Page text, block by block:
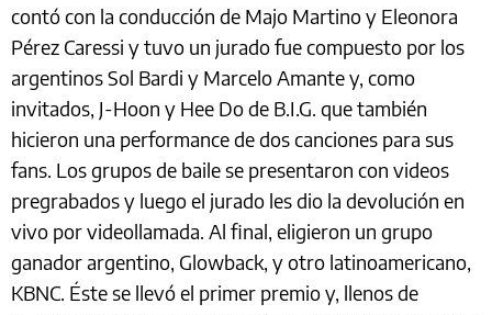
contó con la conducción de Majo Martino y Eleonora
Pérez Caressi y tuvo un jurado fue compuesto por los
argentinos Sol Bardi y Marcelo Amante y, como
invitados, J-Hoon y Hee Do de B.I.G. que también
hicieron una performance de dos canciones para sus
fans. Los grupos de baile se presentaron con videos
pregrabados y luego el jurado les dio la devolución en
vivo por videollamada. Al final, eligieron un grupo
ganador argentino, Glowback, y otro latinoamericano,
KBNC. Éste se llevó el primer premio y, llenos de